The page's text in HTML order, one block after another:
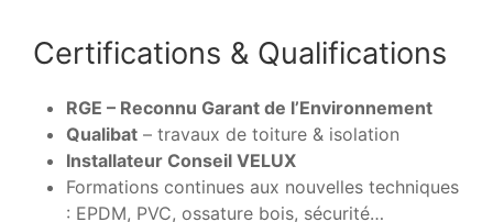
Certifications & Qualifications
RGE – Reconnu Garant de l’Environnement
Qualibat – travaux de toiture & isolation
Installateur Conseil VELUX
Formations continues aux nouvelles techniques
: EPDM, PVC, ossature bois, sécurité…